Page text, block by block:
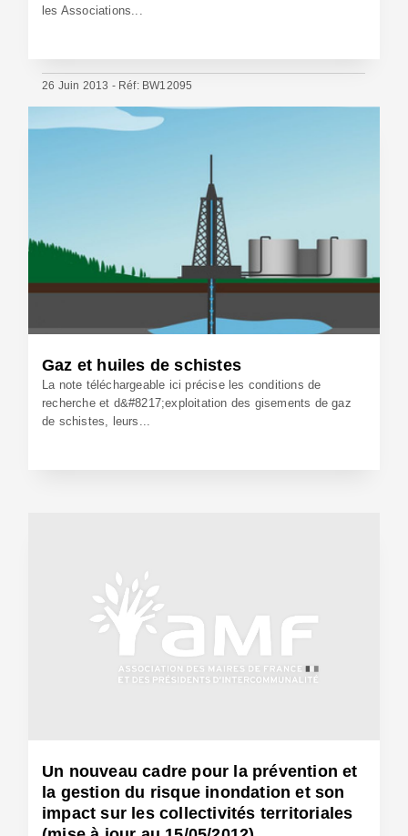
les Associations...
26 Juin 2013 - Réf: BW12095
Gaz et huiles de schistes
La note téléchargeable ici précise les conditions de
recherche et d&#8217;exploitation des gisements de gaz
de schistes, leurs...
Un nouveau cadre pour la prévention et
la gestion du risque inondation et son
impact sur les collectivités territoriales